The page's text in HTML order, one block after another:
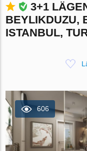
3+1
BEYLIKDUZU,
ISTANBUL,
606